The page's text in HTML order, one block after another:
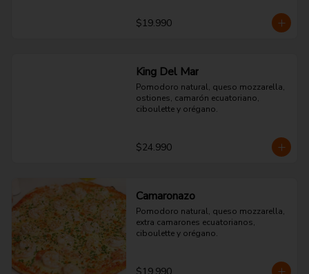
$19.990
King Del Mar
Pomodoro natural, queso mozzarella,
ostiones, camarón ecuatoriano,
ciboulette y orégano.
$24.990
Camaronazo
Pomodoro natural, queso mozzarella,
extra camarones ecuatorianos,
ciboulette y orégano.